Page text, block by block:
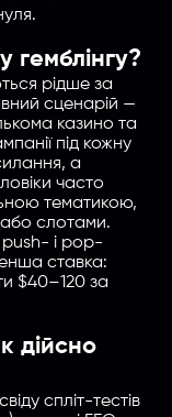
гемблінгу?
рідше за
сценарій —
казино та
під кожну
а
часто
тематикою,
або слотами.
і pop-
ставка:
$40–120 за
дійсно
спліт-тестів